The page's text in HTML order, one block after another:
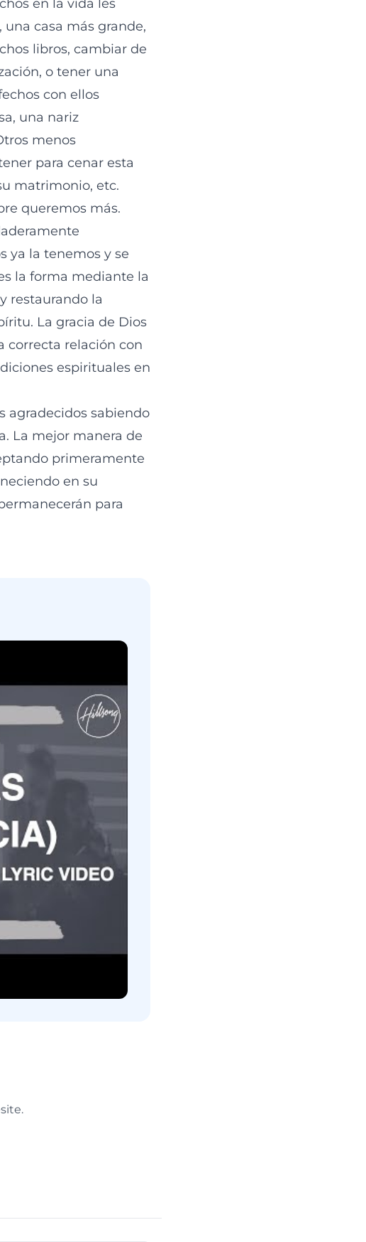
en la vida les
casa más grande,
libros, cambiar de
o tener una
con ellos
una nariz
menos
para cenar esta
matrimonio, etc.
queremos más.
ya la tenemos y se
la forma mediante la
restaurando la
La gracia de Dios
correcta relación con
espirituales en
agradecidos sabiendo
La mejor manera de
primeramente
en su
para